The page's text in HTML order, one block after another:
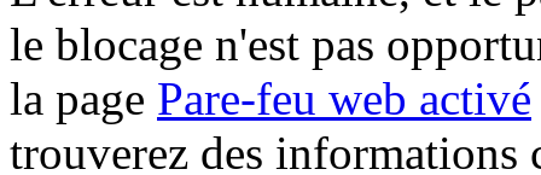
le blocage n'est pas
la page Pare-feu web activé
trouverez des informations